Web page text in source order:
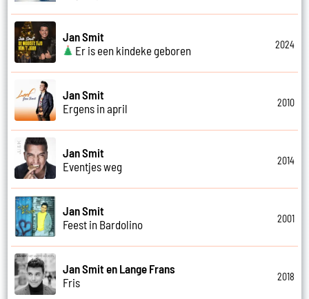
Jan Smit
Er is een kindeke geboren
2024
Jan Smit
Ergens in april
2010
Jan Smit
Eventjes weg
2014
Jan Smit
Feest in Bardolino
2001
Jan Smit en Lange Frans
Fris
2018